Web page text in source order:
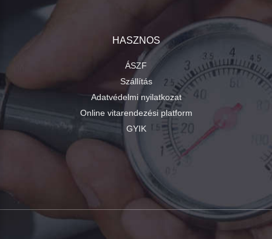
HASZNOS
ÁSZF
Szállítás
Adatvédelmi nyilatkozat
Online vitarendezési platform
GYIK